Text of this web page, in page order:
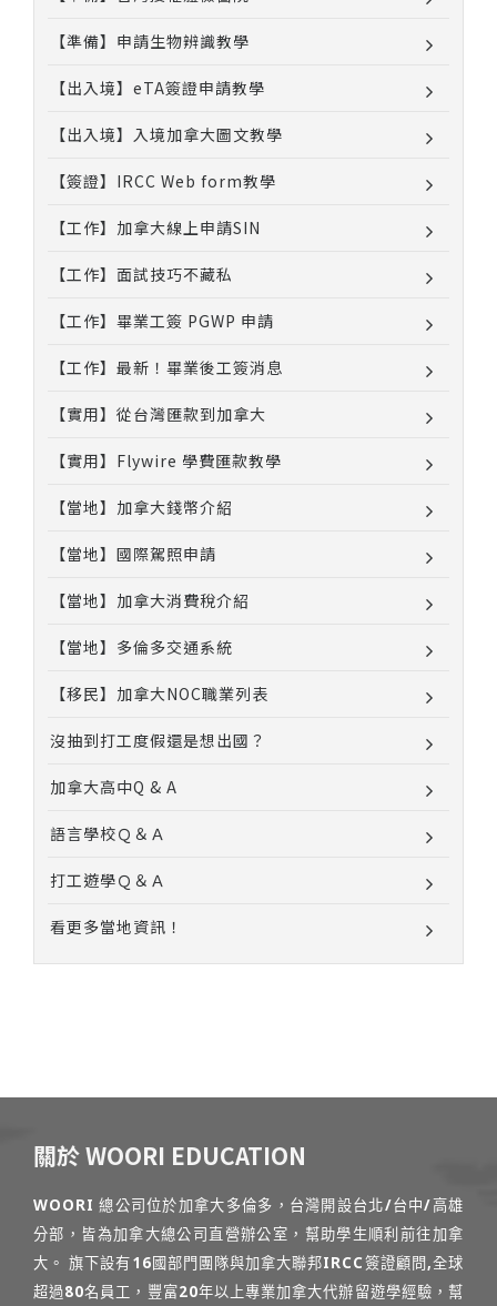
【準備】申請生物辨識教學
【出入境】eTA簽證申請教學
【出入境】入境加拿大圖文教學
【簽證】IRCC Web form教學
【工作】加拿大線上申請SIN
【工作】面試技巧不藏私
【工作】畢業工簽 PGWP 申請
【工作】最新！畢業後工簽消息
【實用】從台灣匯款到加拿大
【實用】Flywire 學費匯款教學
【當地】加拿大錢幣介紹
【當地】國際駕照申請
【當地】加拿大消費稅介紹
【當地】多倫多交通系統
【移民】加拿大NOC職業列表
沒抽到打工度假還是想出國？
加拿大高中Q & A
語言學校Ｑ＆Ａ
打工遊學Ｑ＆Ａ
看更多當地資訊！
關於 WOORI EDUCATION
WOORI 總公司位於加拿大多倫多，台灣開設台北/台中/高雄
分部，皆為加拿大總公司直營辦公室，幫助學生順利前往加拿
大。 旗下設有16國部門團隊與加拿大聯邦IRCC簽證顧問,全球
超過80名員工，豐富20年以上專業加拿大代辦留遊學經驗，幫